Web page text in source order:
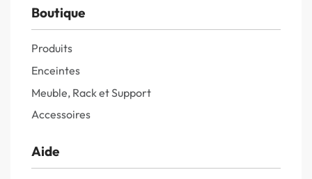
Boutique
Produits
Enceintes
Meuble, Rack et Support
Accessoires
Aide